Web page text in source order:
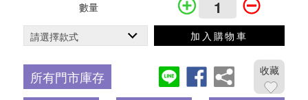
數量
加入購物車
所有門市庫存 收藏